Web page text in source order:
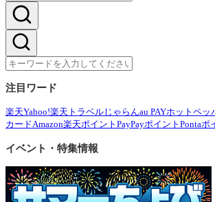
注目ワード
楽天Yahoo!楽天トラベル じゃらんau PAYホットペッ
カードAmazon楽天ポイント PayPayポイント Pontaポ
イベント・特集情報